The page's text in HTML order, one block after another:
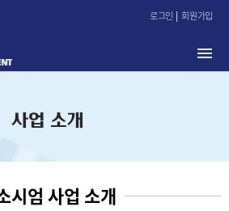
로그인 회원가입
사업 소개
시엄 사업 소개